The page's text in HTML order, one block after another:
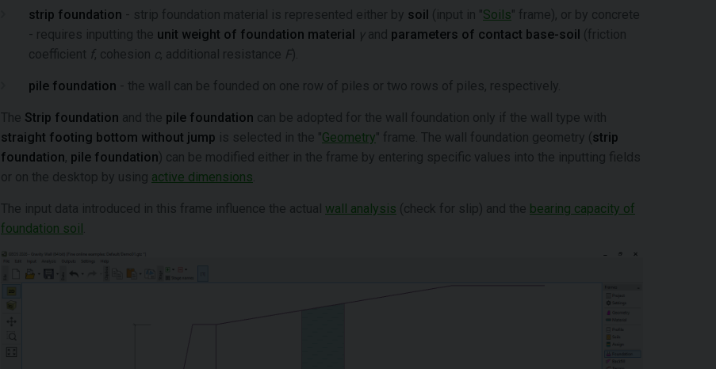
strip foundation - strip foundation material is represented either by soil (input in "Soils" frame), or by concrete
- requires inputting the unit weight of foundation material γand parameters of contact base-soil (friction
coefficient f, cohesion c, additional resistance F).
pile foundation - the wall can be founded on one row of piles or two rows of piles, respectively.
The Strip foundation and the pile foundation can be adopted for the wall foundation only if the wall type with
straight footing bottom without jump is selected in the "Geometry" frame. The wall foundation geometry ( strip
foundation, pile foundation) can be modified either in the frame by entering specific values into the inputting fields
or on the desktop by using active dimensions
The input data introduced in this frame influence the actual wall analysis (check for slip) and the bearing capacity of
foundation soil